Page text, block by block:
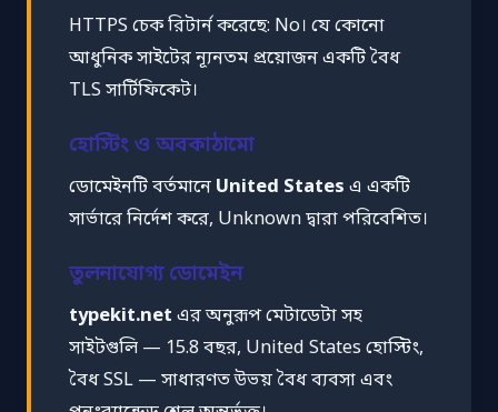
HTTPS চেক রিটার্ন করেছে: No। যে কোনো
আধুনিক সাইটের ন্যূনতম প্রয়োজন একটি বৈধ
TLS সার্টিফিকেট।
হোস্টিং ও অবকাঠামো
ডোমেইনটি বর্তমানে United States এ একটি
সার্ভারে নির্দেশ করে, Unknown দ্বারা পরিবেশিত।
তুলনাযোগ্য ডোমেইন
typekit.net এর অনুরূপ মেটাডেটা সহ
সাইটগুলি — 15.8 বছর, United States হোস্টিং,
বৈধ SSL — সাধারণত উভয় বৈধ ব্যবসা এবং